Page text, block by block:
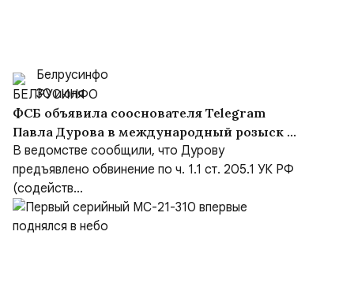
Белрусинфо
30 июля
ФСБ объявила сооснователя Telegram
Павла Дурова в международный розыск по
делу о содействии терроризму
В ведомстве сообщили, что Дурову
предъявлено обвинение по ч. 1.1 ст. 205.1 УК РФ
(содейств...